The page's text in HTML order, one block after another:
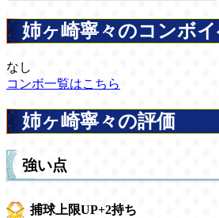
姉ヶ崎寧々のコンボ
なし
コンボ一覧はこちら
姉ヶ崎寧々の評価
強い点
捕球上限UP+2持ち